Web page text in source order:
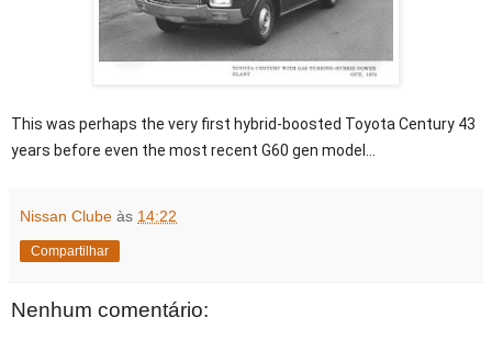
This was perhaps the very first hybrid-boosted Toyota Century 43
years before even the most recent G60 gen model...
Nissan Clube às 14:22
Compartilhar
Nenhum comentário: